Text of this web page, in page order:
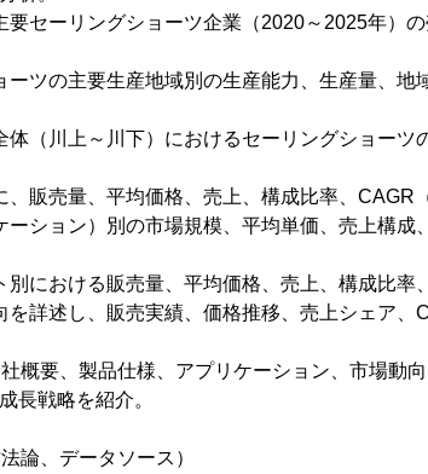
要セーリングショーツ企業（2020～2025年）
ーツの主要生産地域別の生産能力、生産量、地
体（川上～川下）におけるセーリングショーツ
販売量、平均価格、売上、構成比率、CAGR
ーション）別の市場規模、平均単価、売上構成
における販売量、平均価格、売上、構成比率
を詳述し、販売実績、価格推移、売上シェア、
概要、製品仕様、アプリケーション、市場動
長戦略を紹介。
論、データソース）